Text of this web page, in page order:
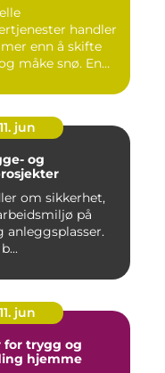
handler
enn å skifte
måke snø. En
11. jun
og
om sikkerhet,
på
anleggsplasser.
11. jun
for trygg og
hjemme